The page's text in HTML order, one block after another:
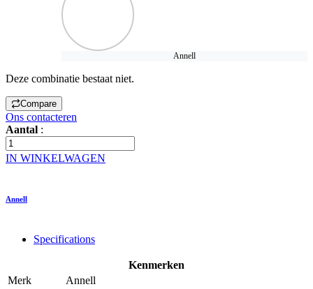
Annell
Deze combinatie bestaat niet.
Compare
Ons contacteren
Aantal :
IN WINKELWAGEN
Annell
Specifications
Kenmerken
Merk
Annell